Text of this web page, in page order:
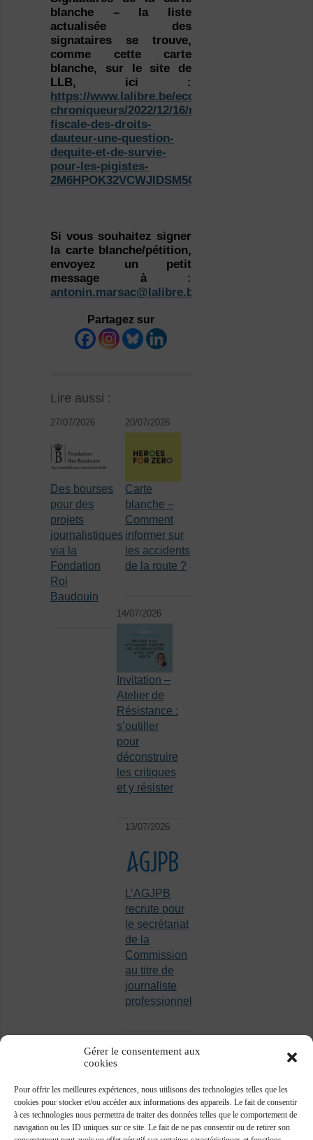
Gérer le consentement aux
cookies
Pour offrir les meilleures expériences, nous utilisons des technologies telles que les
cookies pour stocker et/ou accéder aux informations des appareils. Le fait de consentir
à ces technologies nous permettra de traiter des données telles que le comportement de
navigation ou les ID uniques sur ce site. Le fait de ne pas consentir ou de retirer son
blanche – la liste
actualisée des
signataires se trouve,
comme cette carte
blanche, sur le site de
LLB, ici :
https://www.lalibre.be/economie/decideurs-
chroniqueurs/2022/12/16/reforme-
fiscale-des-droits-
dauteur-une-question-
dequite-et-de-survie-
pour-les-pigistes-
2M6HPOK32VCWJIDSM5QCESD4UU/
Si vous souhaitez signer
la carte blanche/pétition,
envoyez un petit
message à :
antonin.marsac@lalibre.be
Partagez sur
Lire aussi :
27/07/2026
Des bourses
pour des
projets
journalistiques
via la
Fondation
Roi
Baudouin
20/07/2026
Carte
blanche –
Comment
informer sur
les accidents
de la route ?
14/07/2026
Invitation –
Atelier de
Résistance :
s’outiller
pour
déconstruire
les critiques
et y résister
13/07/2026
L’AGJPB
recrute pour
le secrétariat
de la
Commission
au titre de
journaliste
professionnel